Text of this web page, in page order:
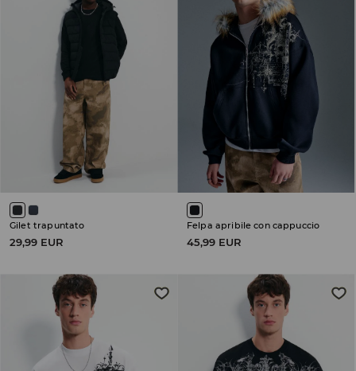
Gilet trapuntato
29,99 EUR
Felpa apribile con cappuccio
45,99 EUR